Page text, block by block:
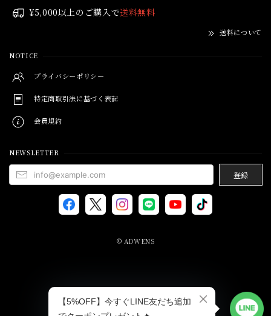
¥5,000以上のご購入で送料無料
送料について
NOTICE
プライバシーポリシー
特定商取引法に基づく表記
会員規約
NEWSLETTER
登録
© ADWENS